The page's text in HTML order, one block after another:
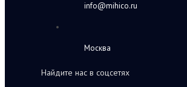
info@mihico.ru
Москва
Найдите нас в соцсетях